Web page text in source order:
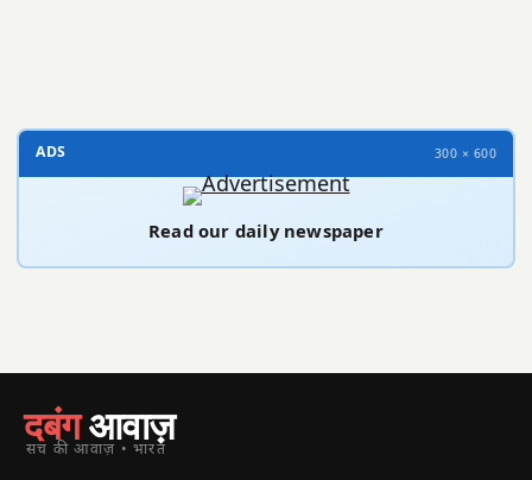
ADS 300 × 600
Read our daily newspaper
दबंगआवाज़
सच की आवाज़ • भारत